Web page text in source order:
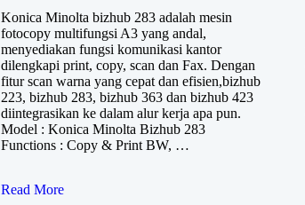
Konica Minolta bizhub 283 adalah mesin
fotocopy multifungsi A3 yang andal,
menyediakan fungsi komunikasi kantor
dilengkapi print, copy, scan dan Fax. Dengan
fitur scan warna yang cepat dan efisien,bizhub
223, bizhub 283, bizhub 363 dan bizhub 423
diintegrasikan ke dalam alur kerja apa pun.
Model : Konica Minolta Bizhub 283
Functions : Copy & Print BW, …
Konica
Read More